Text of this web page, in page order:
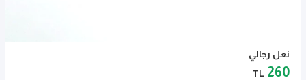
نعل رجالي
260
TL